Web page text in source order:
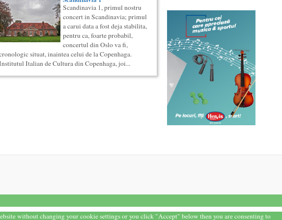
Scandinavia 1, primul nostru
concert in Scandinavia; primul
a carui data a fost deja stabilita,
pentru ca, foarte probabil,
concertul din Oslo va fi,
situat, inaintea celui de la Copenhaga.
Italian de Cultura din Copenhaga, joi...
without changing your cookie settings or you click "Accept" below then you are consenting to